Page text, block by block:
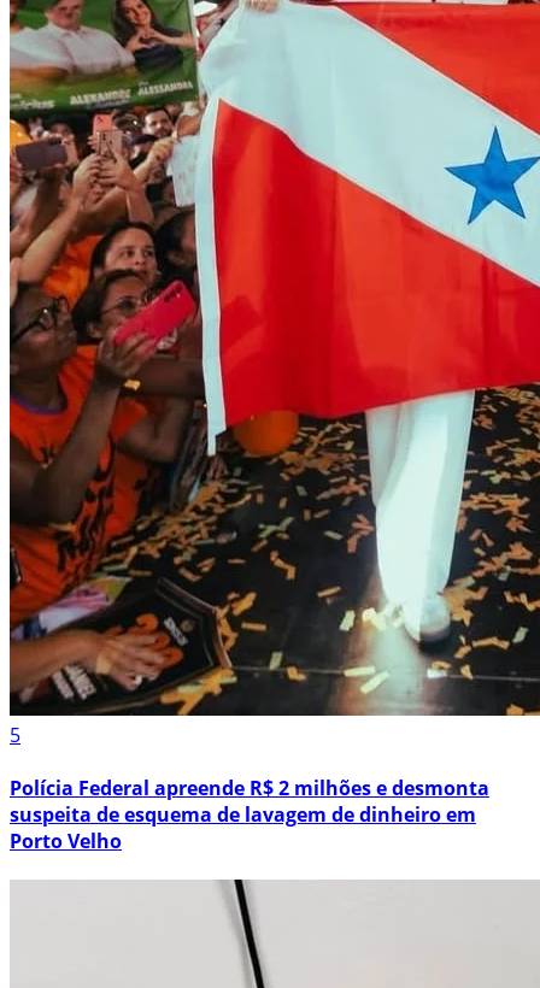
5
Polícia Federal apreende R$ 2 milhões e desmonta
suspeita de esquema de lavagem de dinheiro em
Porto Velho